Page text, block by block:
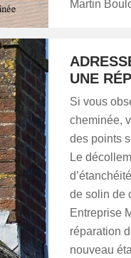
Martin
UNE
Si vous
cheminée,
des points
Le
de solin de
Entreprise
réparation
nouveau